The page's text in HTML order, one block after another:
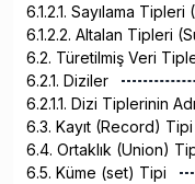
6.1.2.1. Sayılama
6.1.2.2. Altalan Tipleri
6.2. Türetilmiş Veri
6.2.1. Diziler
6.2.1.1. Dizi Tiplerinin
6.3. Kayıt (Record) Tipi
6.4. Ortaklık (Union)
6.5. Küme (set) Tipi